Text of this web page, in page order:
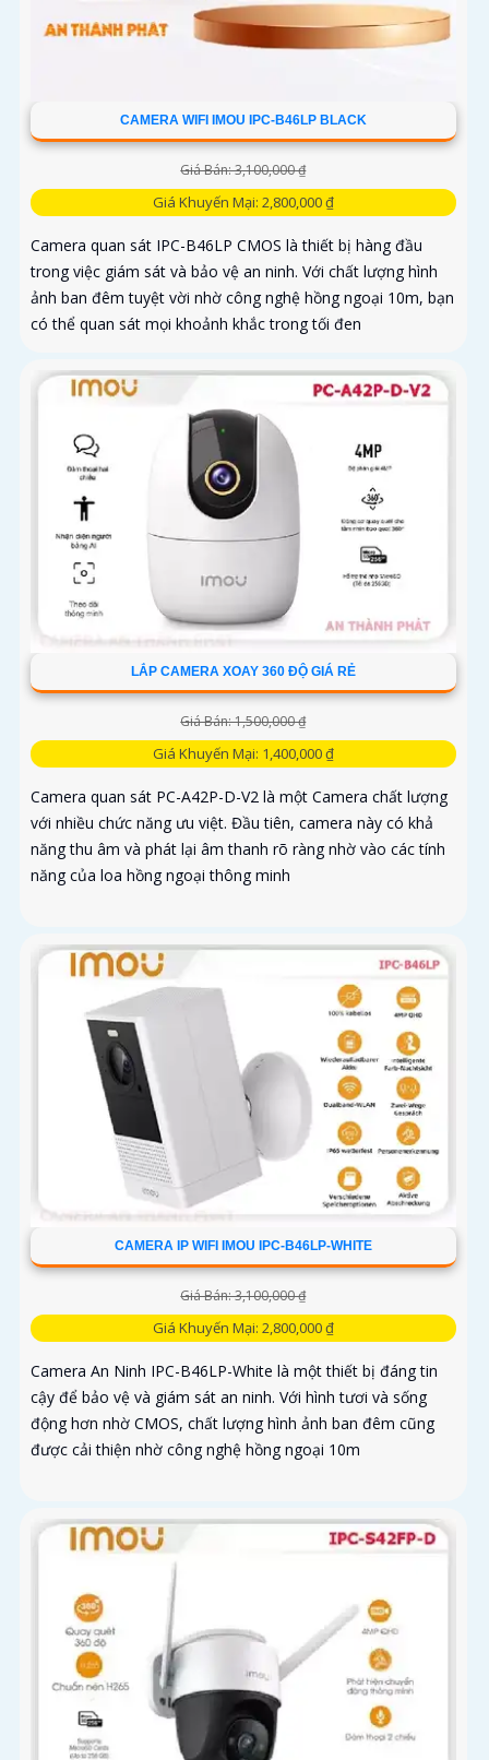
CAMERA WIFI IMOU IPC-B46LP BLACK
Giá Bán: 3,100,000 ₫
Giá Khuyến Mại: 2,800,000 ₫
Camera quan sát IPC-B46LP CMOS là thiết bị hàng đầu
trong việc giám sát và bảo vệ an ninh. Với chất lượng hình
ảnh ban đêm tuyệt vời nhờ công nghệ hồng ngoại 10m, bạn
có thể quan sát mọi khoảnh khắc trong tối đen
LẮP CAMERA XOAY 360 ĐỘ GIÁ RẺ
Giá Bán: 1,500,000 ₫
Giá Khuyến Mại: 1,400,000 ₫
Camera quan sát PC-A42P-D-V2 là một Camera chất lượng
với nhiều chức năng ưu việt. Đầu tiên, camera này có khả
năng thu âm và phát lại âm thanh rõ ràng nhờ vào các tính
năng của loa hồng ngoại thông minh
CAMERA IP WIFI IMOU IPC-B46LP-WHITE
Giá Bán: 3,100,000 ₫
Giá Khuyến Mại: 2,800,000 ₫
Camera An Ninh IPC-B46LP-White là một thiết bị đáng tin
cậy để bảo vệ và giám sát an ninh. Với hình tươi và sống
động hơn nhờ CMOS, chất lượng hình ảnh ban đêm cũng
được cải thiện nhờ công nghệ hồng ngoại 10m